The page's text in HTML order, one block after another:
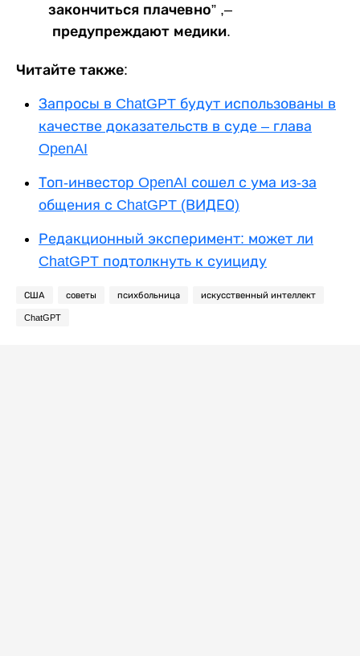
закончиться плачевно” ,–
предупреждают медики.
Читайте также:
Запросы в ChatGPT будут использованы в
качестве доказательств в суде – глава
OpenAI
Топ-инвестор OpenAI сошел с ума из-за
общения с ChatGPT (ВИДЕО)
Редакционный эксперимент: может ли
ChatGPT подтолкнуть к суициду
США советы психбольница искусственный интеллект
ChatGPT